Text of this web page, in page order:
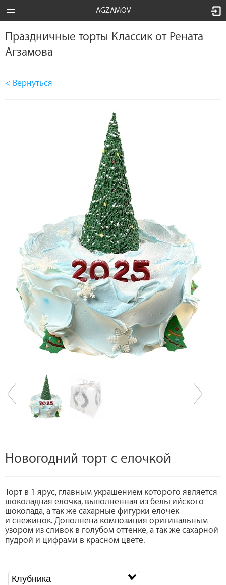
AGZAMOV
Праздничные торты Классик от Рената
Агзамова
< Вернуться
Новогодний торт с елочкой
Торт в 1 ярус, главным украшением которого является
шоколадная елочка, выполненная из бельгийского
шоколада, а так же сахарные фигурки елочек
и снежинок. Дополнена композиция оригинальным
узором из сливок в голубом оттенке, а так же сахарной
пудрой и цифрами в красном цвете.
Клубника